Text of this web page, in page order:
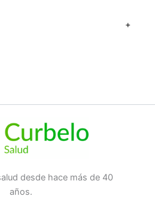
+
desde hace más de 40
años.